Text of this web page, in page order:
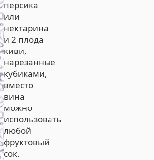
персика
или
нектарина
и 2 плода
киви,
нарезанные
кубиками,
вместо
вина
можно
использовать
любой
фруктовый
сок.